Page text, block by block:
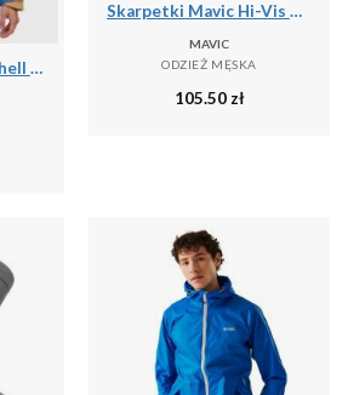
Męska kurtka hardshell Kilpi TRINITY-M
Skarpetki Mavic Hi-Vis High
MAVIC
ODZIEŻ MĘSKA
105.50 zł